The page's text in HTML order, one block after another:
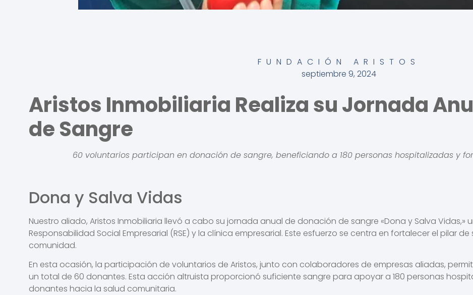
FUNDACIÓN ARISTOS
septiembre 9, 2024
Aristos Inmobiliaria Realiza su Jornada
de Sangre
60 voluntarios participan en donación de sangre, beneficiando a 180 personas hospitalizadas y
Dona y Salva Vidas
Nuestro aliado, Aristos Inmobiliaria llevó a cabo su jornada anual de donación de sangre «Dona y Salva Vidas,»
Responsabilidad Social Empresarial (RSE) y la clínica empresarial. Este esfuerzo se centra en fortalecer el pilar
comunidad.
En esta ocasión, la participación de voluntarios de Aristos, junto con colaboradores de empresas aliadas,
un total de 60 donantes. Esta acción altruista proporcionó suficiente sangre para apoyar a 180 personas
donantes hacia la salud comunitaria.